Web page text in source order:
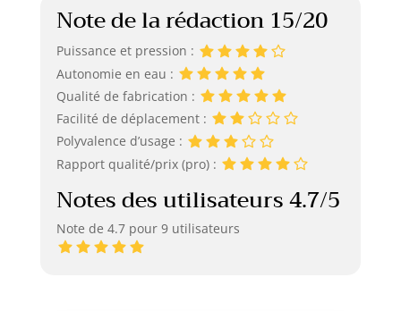
Note de la rédaction 15/20
Puissance et pression :
Autonomie en eau :
Qualité de fabrication :
Facilité de déplacement :
Polyvalence d’usage :
Rapport qualité/prix (pro) :
Notes des utilisateurs 4.7/5
Note de 4.7 pour 9 utilisateurs